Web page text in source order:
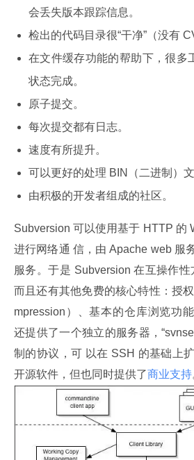
会丢失版本跟踪信息。
检出的代码目录很“干净”（没有
在文件缓存功能的帮助下，很多
状态完成。
原子提交。
每次提交都有日志。
速度有所提升。
可以更好的处理 BIN（二进制）文
由积极的开发者组成的社区。
Subversion 可以使用基于 HTTP 的
进行网络通 信，由 Apache web 服
服务。于是 Subversion 在互操作性
而且还有其他免费的核心特性：授
mpression）、基本的仓库浏览功
还提供了一个独立的服务器，
制的协议，可 以在 SSH 的基础上
开源软件，但也同时提供了商业支持